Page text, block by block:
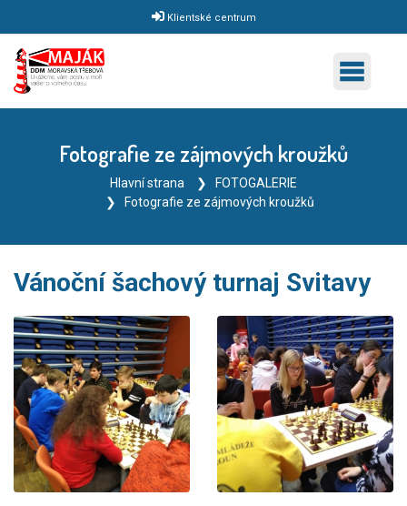
Klientské centrum
Fotografie ze zájmových kroužků
Hlavní strana
FOTOGALERIE
Fotografie ze zájmových kroužků
Vánoční šachový turnaj Svitavy